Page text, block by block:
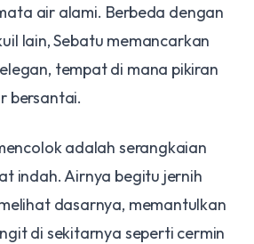
air alami. Berbeda dengan
lain, Sebatu memancarkan
tempat di mana pikiran
bersantai.
adalah serangkaian
indah. Airnya begitu jernih
dasarnya, memantulkan
di sekitarnya seperti cermin